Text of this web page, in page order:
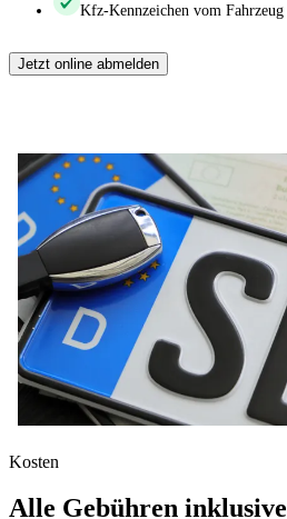
Kfz-Kennzeichen vom Fahrzeug
Jetzt online abmelden
Kosten
Alle Gebühren inklusive